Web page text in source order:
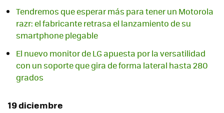
Tendremos que esperar más para tener un Motorola
razr: el fabricante retrasa el lanzamiento de su
smartphone plegable
El nuevo monitor de LG apuesta por la versatilidad
con un soporte que gira de forma lateral hasta 280
grados
19 diciembre